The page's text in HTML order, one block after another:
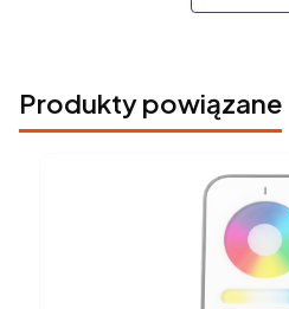
Produkty powiązane